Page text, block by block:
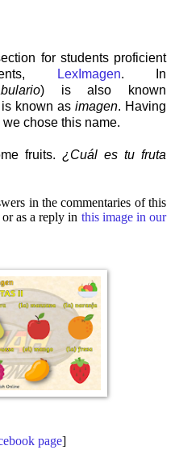
for students proficient
LexImagen. In
) is also known
is known as imagen. Having
chose this name.
fruits. ¿Cuál es tu fruta
in the commentaries of this
or as a reply in this image in our
page]